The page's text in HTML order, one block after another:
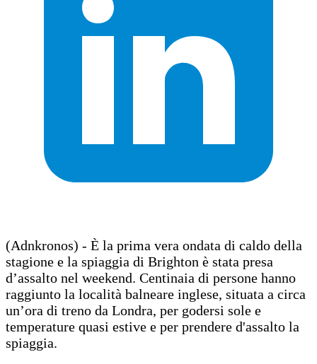
(Adnkronos) - È la prima vera ondata di caldo della
stagione e la spiaggia di Brighton è stata presa
d’assalto nel weekend. Centinaia di persone hanno
raggiunto la località balneare inglese, situata a circa
un’ora di treno da Londra, per godersi sole e
temperature quasi estive e per prendere d'assalto la
spiaggia.